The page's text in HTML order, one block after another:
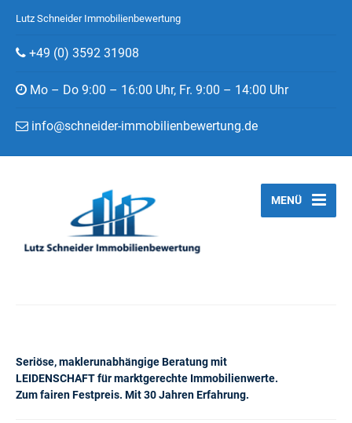
Lutz Schneider Immobilienbewertung
+49 (0) 3592 31908
Mo – Do 9:00 – 16:00 Uhr, Fr. 9:00 – 14:00 Uhr
info@schneider-immobilienbewertung.de
Seriöse, maklerunabhängige Beratung mit
LEIDENSCHAFT für marktgerechte Immobilienwerte.
Zum fairen Festpreis. Mit 30 Jahren Erfahrung.
MENÜ